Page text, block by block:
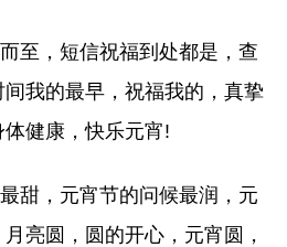
至，短信祝福到处都是，查
我的最早，祝福我的，真挚
健康，快乐元宵!
甜，元宵节的问候最润，元
亮圆，圆的开心，元宵圆，